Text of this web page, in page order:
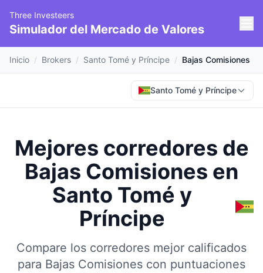
Three Investeers
Simulador del Mercado de Valores
Inicio / Brokers / Santo Tomé y Príncipe / Bajas Comisiones
Santo Tomé y Príncipe
Mejores corredores de
Bajas Comisiones en
Santo Tomé y
Príncipe
Compare los corredores mejor calificados
para Bajas Comisiones con puntuaciones